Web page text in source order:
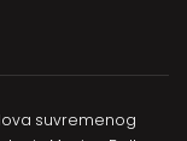
suvremenog